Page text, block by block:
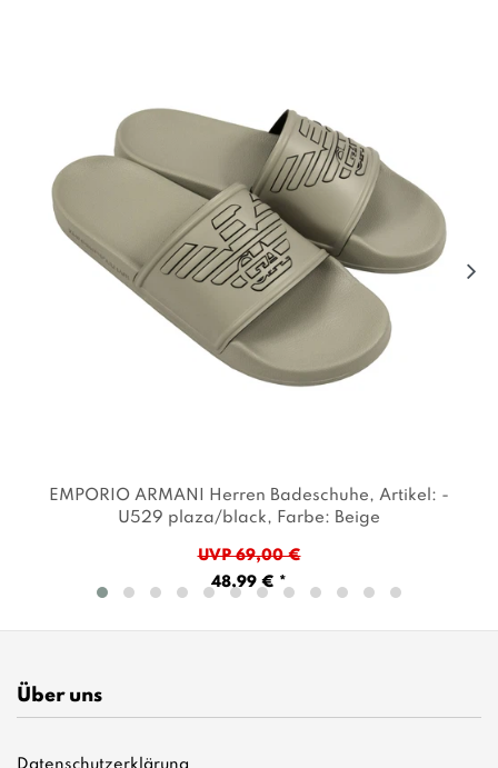
EMPORIO ARMANI Herren Badeschuhe , Artikel: -
U529 plaza/black , Farbe: Beige
UVP 69,00 €
48,99 € *
Über uns